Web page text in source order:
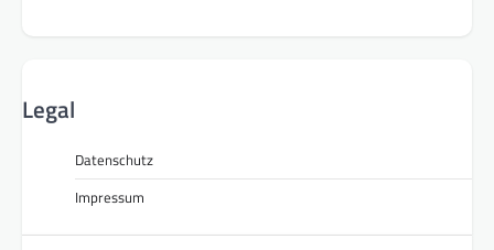
Legal
Datenschutz
Impressum